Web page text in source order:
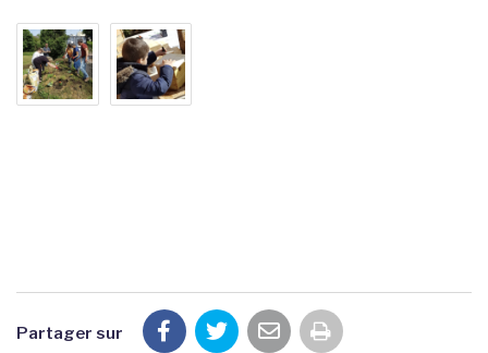
Partager sur Imprimer la